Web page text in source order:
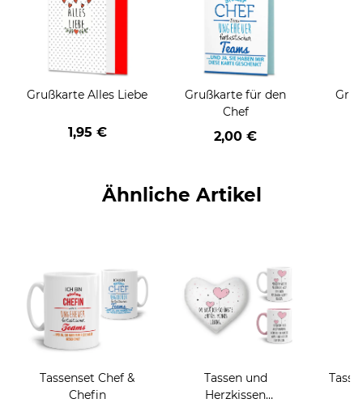
Grußkarte Alles Liebe
1,95 €
Grußkarte für den
Chef
2,00 €
Ähnliche Artikel
Tassenset Chef &
Chefin
Tassen und
Herzkissen